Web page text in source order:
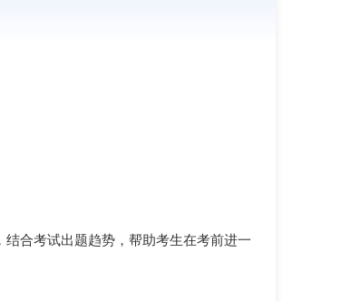
合考试出题趋势，帮助考生在考前进一